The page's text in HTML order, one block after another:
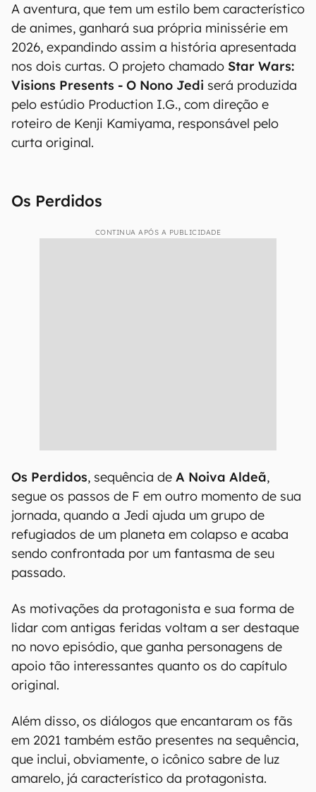
A aventura, que tem um estilo bem característico
de animes, ganhará sua própria minissérie em
2026, expandindo assim a história apresentada
nos dois curtas. O projeto chamado Star Wars:
Visions Presents - O Nono Jedi será produzida
pelo estúdio Production I.G., com direção e
roteiro de Kenji Kamiyama, responsável pelo
curta original.
Os Perdidos
CONTINUA APÓS A PUBLICIDADE
Os Perdidos, sequência de A Noiva Aldeã,
segue os passos de F em outro momento de sua
jornada, quando a Jedi ajuda um grupo de
refugiados de um planeta em colapso e acaba
sendo confrontada por um fantasma de seu
passado.
As motivações da protagonista e sua forma de
lidar com antigas feridas voltam a ser destaque
no novo episódio, que ganha personagens de
apoio tão interessantes quanto os do capítulo
original.
Além disso, os diálogos que encantaram os fãs
em 2021 também estão presentes na sequência,
que inclui, obviamente, o icônico sabre de luz
amarelo, já característico da protagonista.